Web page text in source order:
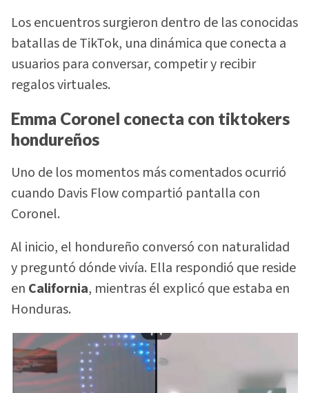
Los encuentros surgieron dentro de las conocidas
batallas de TikTok, una dinámica que conecta a
usuarios para conversar, competir y recibir
regalos virtuales.
Emma Coronel conecta con tiktokers
hondureños
Uno de los momentos más comentados ocurrió
cuando Davis Flow compartió pantalla con
Coronel.
Al inicio, el hondureño conversó con naturalidad
y preguntó dónde vivía. Ella respondió que reside
en California, mientras él explicó que estaba en
Honduras.